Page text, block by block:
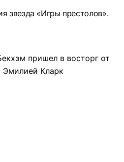
звезда «Игры престолов».